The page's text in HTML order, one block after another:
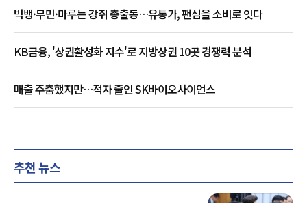
빅뱅·무민·마루는 강쥐 총출동…유통가, 팬심을 소비로 잇다
KB금융, '상권활성화 지수'로 지방상권 10곳 경쟁력 분석
매출 주춤했지만…적자 줄인 SK바이오사이언스
추천 뉴스